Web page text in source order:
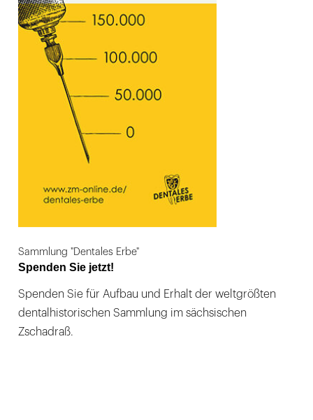
Sammlung "Dentales Erbe"
Spenden Sie jetzt!
Spenden Sie für Aufbau und Erhalt der weltgrößten
dentalhistorischen Sammlung im sächsischen
Zschadraß.